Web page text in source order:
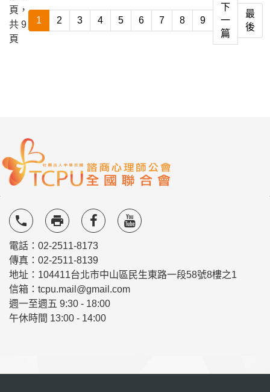
頁，
共 9
頁
1 2 3 4 5 6 7 8 9
下
一
篇
最
後
local_phone local_printshop
電話：02-2511-8173
傳真：02-2511-8139
地址：104411台北市中山區民生東路一段58號8樓之1
信箱：tcpu.mail@gmail.com
週一至週五 9:30 - 18:00
午休時間 13:00 - 14:00